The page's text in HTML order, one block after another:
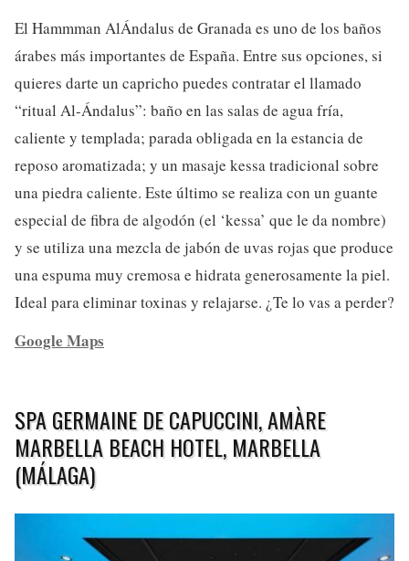
El Hammman AlÁndalus de Granada es uno de los baños
árabes más importantes de España. Entre sus opciones, si
quieres darte un capricho puedes contratar el llamado
“ritual Al-Ándalus”: baño en las salas de agua fría,
caliente y templada; parada obligada en la estancia de
reposo aromatizada; y un masaje kessa tradicional sobre
una piedra caliente. Este último se realiza con un guante
especial de fibra de algodón (el ‘kessa’ que le da nombre)
y se utiliza una mezcla de jabón de uvas rojas que produce
una espuma muy cremosa e hidrata generosamente la piel.
Ideal para eliminar toxinas y relajarse. ¿Te lo vas a perder?
Google Maps
SPA GERMAINE DE CAPUCCINI, AMÀRE
MARBELLA BEACH HOTEL, MARBELLA
(MÁLAGA)